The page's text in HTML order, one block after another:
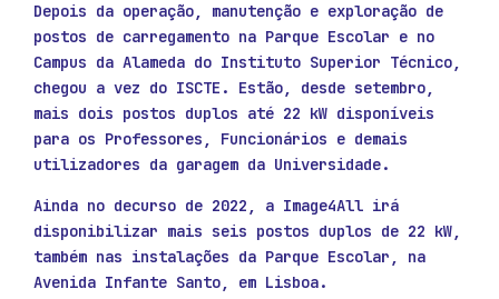
Depois da operação, manutenção e exploração de
postos de carregamento na Parque Escolar e no
Campus da Alameda do Instituto Superior Técnico,
chegou a vez do ISCTE. Estão, desde setembro,
mais dois postos duplos até 22 kW disponíveis
para os Professores, Funcionários e demais
utilizadores da garagem da Universidade.
Ainda no decurso de 2022, a Image4All irá
disponibilizar mais seis postos duplos de 22 kW,
também nas instalações da Parque Escolar, na
Avenida Infante Santo, em Lisboa.